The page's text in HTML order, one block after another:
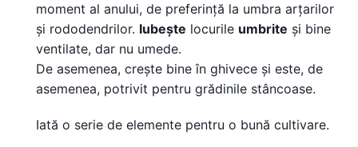
moment al anului, de preferință la umbra arțarilor
și rododendrilor. Iubește locurile umbrite și bine
ventilate, dar nu umede.
De asemenea, crește bine în ghivece și este, de
asemenea, potrivit pentru grădinile stâncoase.
Iată o serie de elemente pentru o bună cultivare.